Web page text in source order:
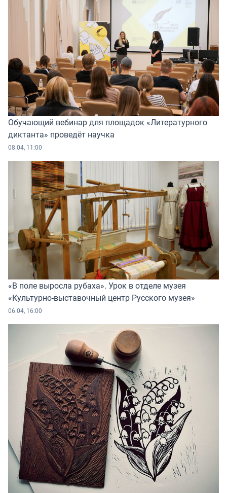
Обучающий вебинар для площадок «Литературного
диктанта» проведёт научка
08.04, 11:00
«В поле выросла рубаха». Урок в отделе музея
«Культурно-выставочный центр Русского музея»
06.04, 16:00